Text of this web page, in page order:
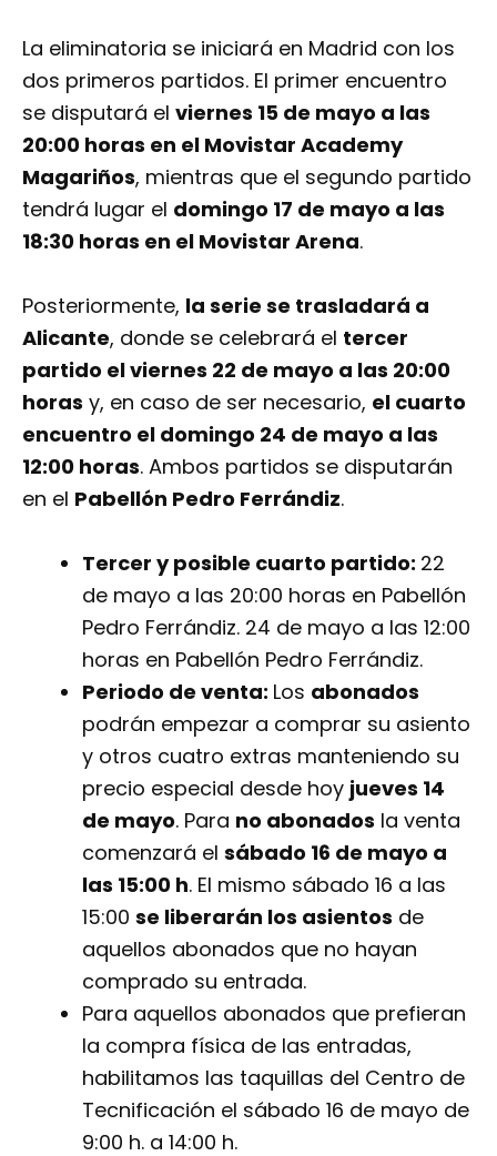
La eliminatoria se iniciará en Madrid con los
dos primeros partidos. El primer encuentro
se disputará el viernes 15 de mayo a las
20:00 horas en el Movistar Academy
Magariños, mientras que el segundo partido
tendrá lugar el domingo 17 de mayo a las
18:30 horas en el Movistar Arena.
Posteriormente, la serie se trasladará a
Alicante, donde se celebrará el tercer
partido el viernes 22 de mayo a las 20:00
horas y, en caso de ser necesario, el cuarto
encuentro el domingo 24 de mayo a las
12:00 horas. Ambos partidos se disputarán
en el Pabellón Pedro Ferrándiz.
Tercer y posible cuarto partido: 22
de mayo a las 20:00 horas en Pabellón
Pedro Ferrándiz. 24 de mayo a las 12:00
horas en Pabellón Pedro Ferrándiz.
Periodo de venta: Los abonados
podrán empezar a comprar su asiento
y otros cuatro extras manteniendo su
precio especial desde hoy jueves 14
de mayo. Para no abonados la venta
comenzará el sábado 16 de mayo a
las 15:00 h. El mismo sábado 16 a las
15:00 se liberarán los asientos de
aquellos abonados que no hayan
comprado su entrada.
Para aquellos abonados que prefieran
la compra física de las entradas,
habilitamos las taquillas del Centro de
Tecnificación el sábado 16 de mayo de
9:00 h. a 14:00 h.